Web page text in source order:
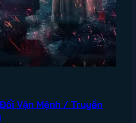
Vận Mệnh / Truyền